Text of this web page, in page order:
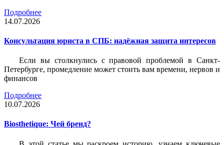
Подробнее
14.07.2026
Консультация юриста в СПБ: надёжная защита интересов
Если вы столкнулись с правовой проблемой в Санкт-
Петербурге, промедление может стоить вам времени, нервов и
финансов
Подробнее
10.07.2026
Biosthetique: Чей бренд?